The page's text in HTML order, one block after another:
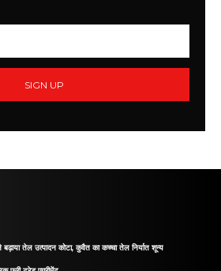
SIGN UP
तेल उत्पादन कोटा, कुवैत का कच्चा तेल निर्यात शून्य